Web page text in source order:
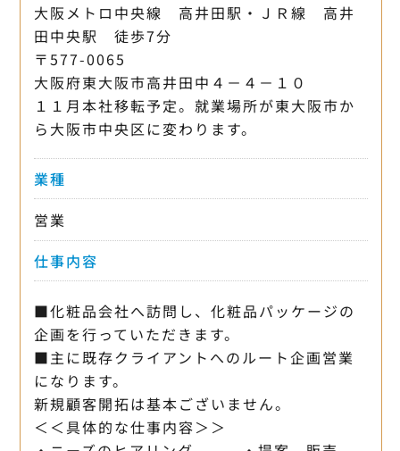
大阪メトロ中央線 高井田駅・ＪＲ線 高井
田中央駅 徒歩7分
〒577-0065
大阪府東大阪市高井田中４－４－１０
１１月本社移転予定。就業場所が東大阪市か
ら大阪市中央区に変わります。
業種
営業
仕事内容
■化粧品会社へ訪問し、化粧品パッケージの
企画を行っていただきます。
■主に既存クライアントへのルート企画営業
になります。
新規顧客開拓は基本ございません。
＜＜具体的な仕事内容＞＞